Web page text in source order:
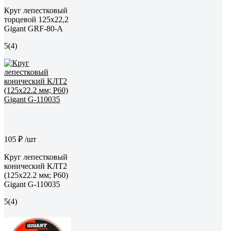
Круг лепестковый
торцевой 125x22,2
Gigant GRF-80-А
5(4)
105 ₽ /шт
Круг лепестковый
конический КЛТ2
(125x22.2 мм; P60)
Gigant G-110035
5(4)